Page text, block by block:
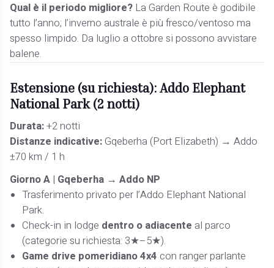
Qual è il periodo migliore? La Garden Route è godibile
tutto l’anno; l’inverno australe è più fresco/ventoso ma
spesso limpido. Da luglio a ottobre si possono avvistare
balene.
Estensione (su richiesta): Addo Elephant
National Park (2 notti)
Durata:+2 notti
Distanze indicative:Gqeberha (Port Elizabeth) → Addo
±70 km / 1 h
Giorno A | Gqeberha → Addo NP
Trasferimento privato per l’Addo Elephant National
Park.
Check-in in lodge dentro o adiacente al parco
(categorie su richiesta: 3★–5★).
Game drive pomeridiano 4x4 con ranger parlante